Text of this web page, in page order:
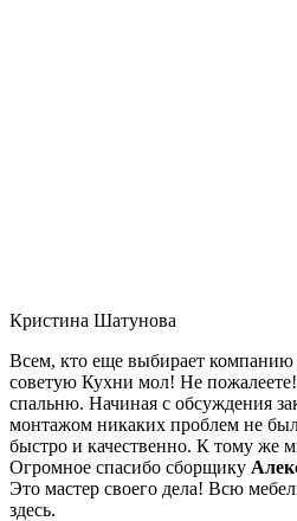
Кристина Шатунова
Всем, кто еще выбирает компанию
советую Кухни мол! Не
спальню. Начиная с обсуждения
монтажом никаких проблем не
быстро и качественно. К тому же
Огромное спасибо сборщику
Это мастер своего дела! Всю
здесь.